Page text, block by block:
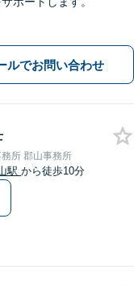
ルでお問い合わせ
所 郡山事務所
駅 から徒歩10分